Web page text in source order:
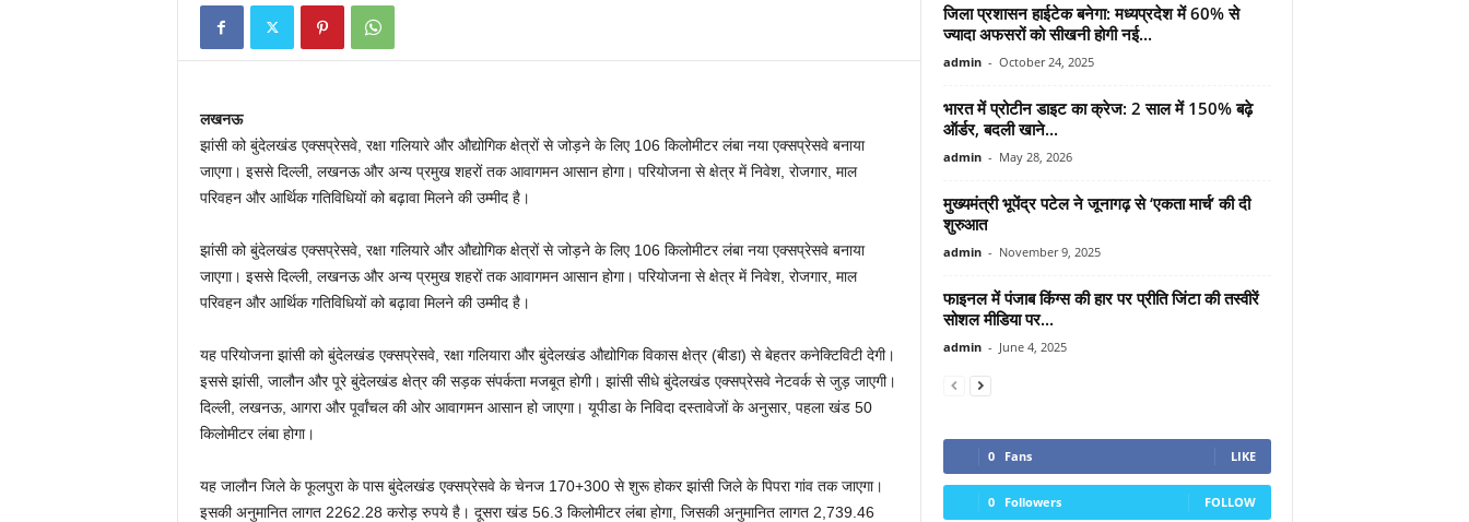
लखनऊ
झांसी को बुंदेलखंड एक्सप्रेसवे, रक्षा गलियारे और औद्योगिक क्षेत्रों से जोड़ने के लिए 106 किलोमीटर लंबा नया एक्सप्रेसवे बनाया
जाएगा। इससे दिल्ली, लखनऊ और अन्य प्रमुख शहरों तक आवागमन आसान होगा। परियोजना से क्षेत्र में निवेश, रोजगार, माल
परिवहन और आर्थिक गतिविधियों को बढ़ावा मिलने की उम्मीद है।
झांसी को बुंदेलखंड एक्सप्रेसवे, रक्षा गलियारे और औद्योगिक क्षेत्रों से जोड़ने के लिए 106 किलोमीटर लंबा नया एक्सप्रेसवे बनाया
जाएगा। इससे दिल्ली, लखनऊ और अन्य प्रमुख शहरों तक आवागमन आसान होगा। परियोजना से क्षेत्र में निवेश, रोजगार, माल
परिवहन और आर्थिक गतिविधियों को बढ़ावा मिलने की उम्मीद है।
यह परियोजना झांसी को बुंदेलखंड एक्सप्रेसवे, रक्षा गलियारा और बुंदेलखंड औद्योगिक विकास क्षेत्र (बीडा) से बेहतर कनेक्टिविटी देगी।
इससे झांसी, जालौन और पूरे बुंदेलखंड क्षेत्र की सड़क संपर्कता मजबूत होगी। झांसी सीधे बुंदेलखंड एक्सप्रेसवे नेटवर्क से जुड़ जाएगी।
दिल्ली, लखनऊ, आगरा और पूर्वांचल की ओर आवागमन आसान हो जाएगा। यूपीडा के निविदा दस्तावेजों के अनुसार, पहला खंड 50
किलोमीटर लंबा होगा।
यह जालौन जिले के फूलपुरा के पास बुंदेलखंड एक्सप्रेसवे के चेनज 170+300 से शुरू होकर झांसी जिले के पिपरा गांव तक जाएगा।
इसकी अनुमानित लागत 2262.28 करोड़ रुपये है। दूसरा खंड 56.3 किलोमीटर लंबा होगा, जिसकी अनुमानित लागत 2,739.46
जिला प्रशासन हाईटेक बनेगा: मध्यप्रदेश में 60% से
ज्यादा अफसरों को सीखनी होगी नई...
admin - October 24, 2025
भारत में प्रोटीन डाइट का क्रेज: 2 साल में 150% बढ़े
ऑर्डर, बदली खाने...
admin - May 28, 2026
मुख्यमंत्री भूपेंद्र पटेल ने जूनागढ़ से ‘एकता मार्च’ की दी
शुरुआत
admin - November 9, 2025
फाइनल में पंजाब किंग्स की हार पर प्रीति जिंटा की तस्वीरें
सोशल मीडिया पर...
admin - June 4, 2025
0 Fans LIKE
0 Followers FOLLOW